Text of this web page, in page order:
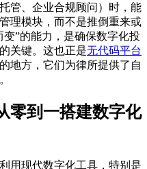
管、企业合规顾问）时，能
理模块，而不是推倒重来或
”的能力，是确保数字化投
关键。这也正是无代码平台
地方，它们为律所提供了自
零到一搭建数字化
用现代数字化工具，特别是